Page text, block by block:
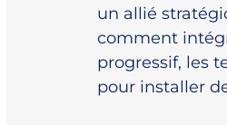
un allié
comment
progressif, les
pour installer